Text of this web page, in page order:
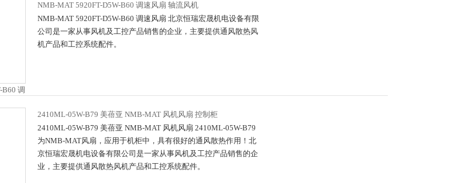
NMB-MAT 5920FT-D5W-B60 调速风扇 轴流风机
NMB-MAT 5920FT-D5W-B60 调速风扇 北京恒瑞宏晟机电设备有限
公司是一家从事风机及工控产品销售的企业，主要提供通风散热风
机产品和工控系统配件。
2410ML-05W-B79 美蓓亚 NMB-MAT 风机风扇 控制柜
2410ML-05W-B79 美蓓亚 NMB-MAT 风机风扇 2410ML-05W-B79
为NMB-MAT风扇，应用于机柜中，具有很好的通风散热作用！北
京恒瑞宏晟机电设备有限公司是一家从事风机及工控产品销售的企
业，主要提供通风散热风机产品和工控系统配件。